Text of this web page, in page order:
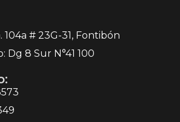
104a # 23G-31, Fontibón
Dg 8 Sur N°41 100